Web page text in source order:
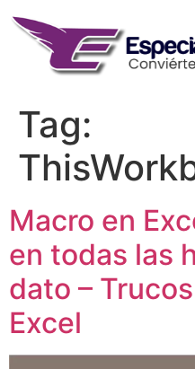
content
Tag:
Macro en
en todas las
dato –
Excel